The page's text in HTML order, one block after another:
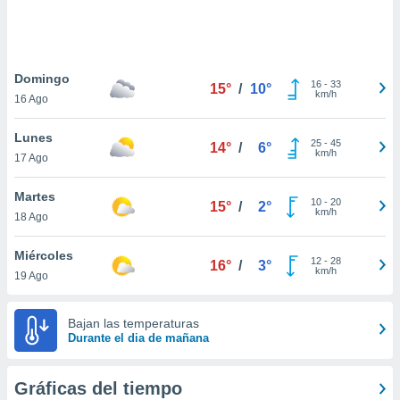
únicos
similares
como
IP
de
traten tus
en
a lo que
Para
Domingo
16 Ago
15° / 10° 16- 33
km/h
Lunes
17 Ago
14° / 6° 25- 45
km/h
Martes
18 Ago
15° / 2° 10- 20
km/h
Miércoles
19 Ago
16° / 3° 12- 28
km/h
Bajan las temperaturas
Durante el dia de mañana
Gráficas del tiempo